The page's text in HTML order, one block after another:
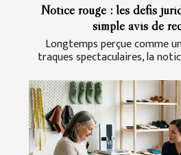
Notice rouge : les défis
simple avis de
Longtemps perçue comme
traques spectaculaires, la